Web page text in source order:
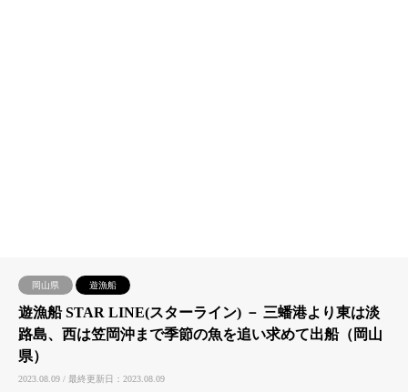
岡山県 遊漁船
遊漁船 STAR LINE(スターライン) － 三蟠港より東は淡
路島、西は笠岡沖まで季節の魚を追い求めて出船（岡山
県）
2023.08.09 / 最終更新日：2023.08.09